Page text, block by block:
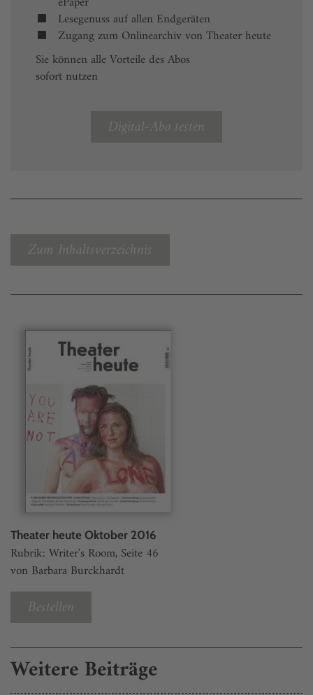
Lesegenuss auf allen Endgeräten
Zugang zum Onlinearchiv von Theater heute
Sie können alle Vorteile des Abos
sofort nutzen
Digital-Abo testen
Zum Inhaltsverzeichnis
Theater heute Oktober 2016
Rubrik: Writer's Room, Seite 46
von Barbara Burckhardt
Bestellen
Weitere Beiträge